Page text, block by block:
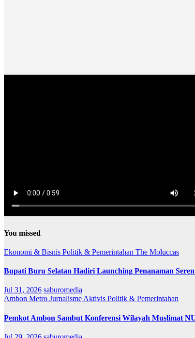
You missed
Ekonomi & Bisnis Politik & Pemerintahan The Moluccas
Bupati Buru Selatan Hadiri Launching Penanaman
Jul 31, 2026 saburomedia
Ambon Metro Jurnalisme Aktivis Politik & Pemerintahan
Pemkot Ambon Sambut Konferensi Wilayah Muslimat